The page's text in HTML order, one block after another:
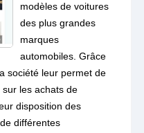
modèles de voitures
des plus grandes
marques
automobiles. Grâce
société leur permet de
les achats de
disposition des
différentes